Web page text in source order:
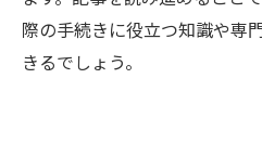
際の手続きに役立つ知識や専
きるでしょう。